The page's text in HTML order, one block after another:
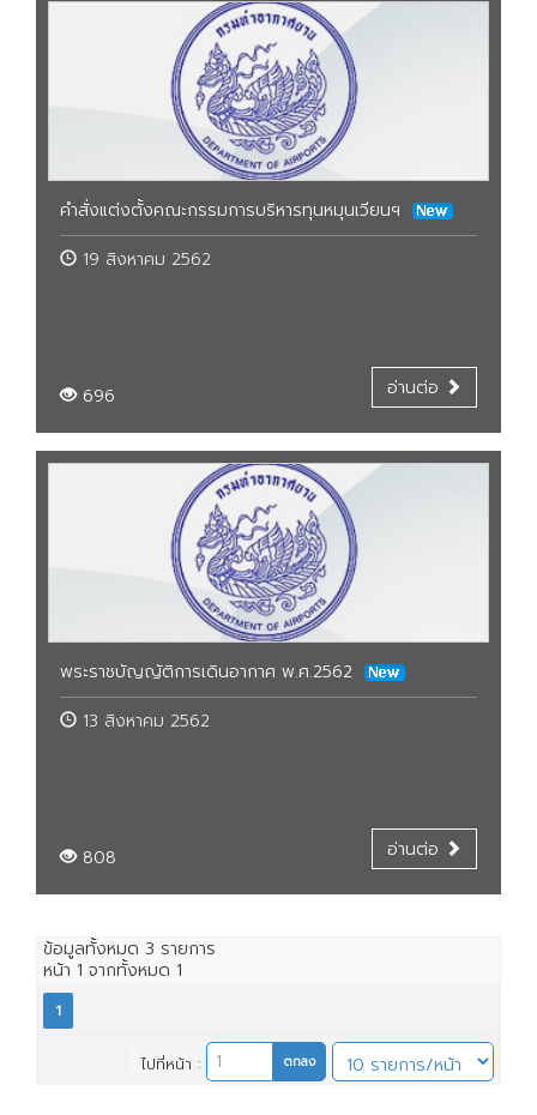
คำสั่งแต่งตั้งคณะกรรมการบริหารทุนหมุนเวียนฯ
19 สิงหาคม 2562
696 อ่านต่อ
พระราชบัญญัติการเดินอากาศ พ.ศ.2562
13 สิงหาคม 2562
808 อ่านต่อ
ข้อมูลทั้งหมด 3 รายการ
หน้า 1 จากทั้งหมด 1
1
ไปที่หน้า :